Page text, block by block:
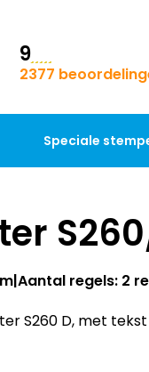
9
2377
Speciale
Krijg
Chat
S260/
Aantal regels: 2
S260 D, met